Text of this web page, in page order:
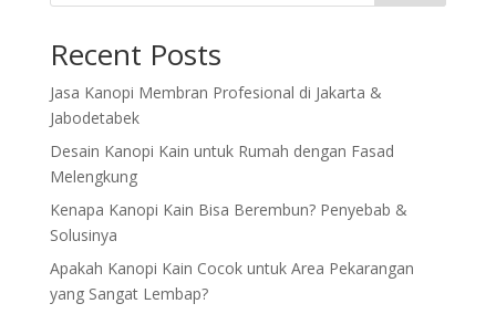
Recent Posts
Jasa Kanopi Membran Profesional di Jakarta &
Jabodetabek
Desain Kanopi Kain untuk Rumah dengan Fasad
Melengkung
Kenapa Kanopi Kain Bisa Berembun? Penyebab &
Solusinya
Apakah Kanopi Kain Cocok untuk Area Pekarangan
yang Sangat Lembap?